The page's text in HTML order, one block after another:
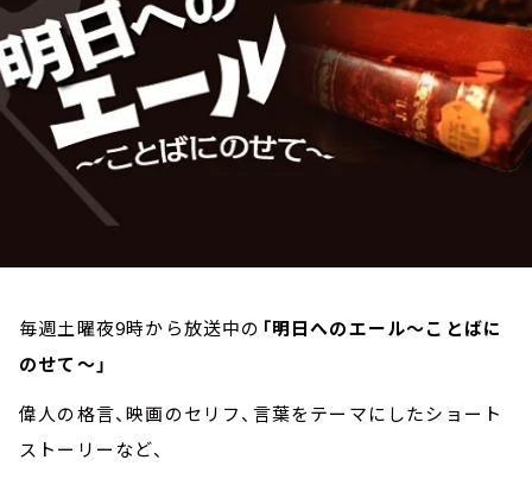
YouTube
会社情報
毎週土曜夜9時から放送中の 「明日へのエール～ことばに
のせて～」
偉人の格言、映画のセリフ、言葉をテーマにしたショート
ストーリーなど、